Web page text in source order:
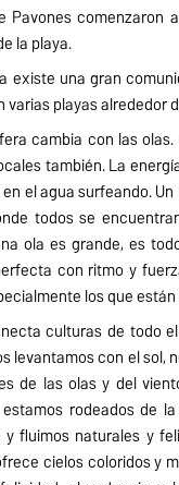
Pavones comenzaron
la playa.
existe una gran
varias playas alrededor
cambia con las
también. La
el agua surfeando.
todos se
ola es grande, es
con ritmo y
los que
culturas de todo
levantamos con el sol,
de las olas y del
rodeados de
fluimos naturales y
cielos coloridos y